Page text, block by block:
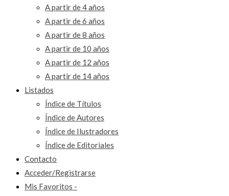
A partir de 4 años
A partir de 6 años
A partir de 8 años
A partir de 10 años
A partir de 12 años
A partir de 14 años
Listados
Índice de Títulos
Índice de Autores
Índice de Ilustradores
Índice de Editoriales
Contacto
Acceder/Registrarse
Mis Favoritos -